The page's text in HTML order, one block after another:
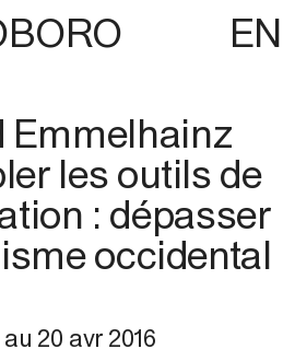
EN
Emmelhainz
les outils de
: dépasser
occidental
au 20 avr 2016